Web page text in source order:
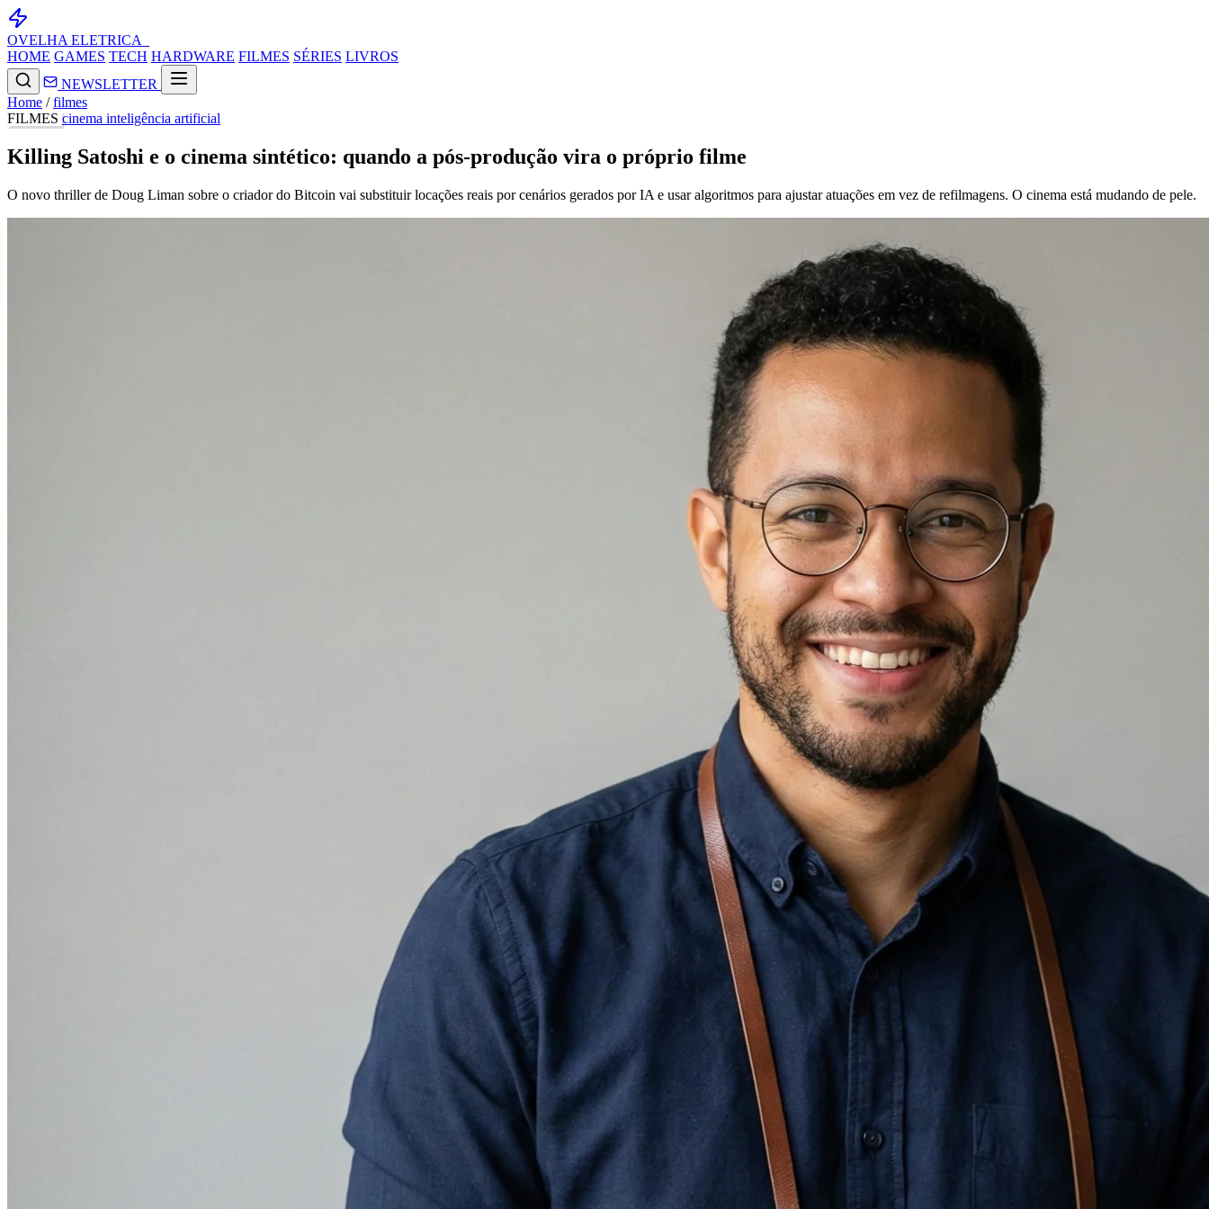
OVELHA ELETRICA_
HOME GAMES TECH HARDWARE FILMES SÉRIES LIVROS
NEWSLETTER
Home / filmes
FILMES cinema inteligência artificial
Killing Satoshi e o cinema sintético: quando a pós-produção vira o próprio filme
O novo thriller de Doug Liman sobre o criador do Bitcoin vai substituir locações reais por cenários gerados por IA e usar algoritmos para ajustar atuações em vez de refilmagens. O cinema está mudando de pele.